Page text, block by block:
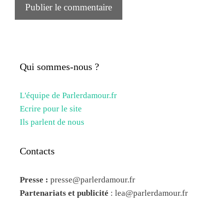
Qui sommes-nous ?
L'équipe de Parlerdamour.fr
Ecrire pour le site
Ils parlent de nous
Contacts
Presse : presse@parlerdamour.fr
Partenariats et publicité : lea@parlerdamour.fr